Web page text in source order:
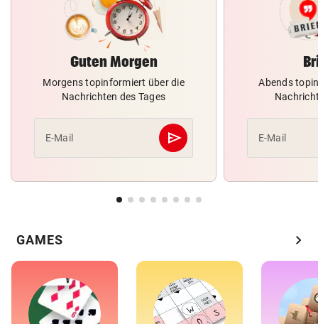
Guten Morgen
Morgens topinformiert über die
Nachrichten des Tages
E-Mail send
Abschicken
Abends
E-Mail
GAMES chevron_right